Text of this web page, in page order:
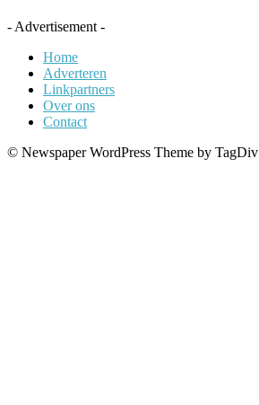
- Advertisement -
Home
Adverteren
Linkpartners
Over ons
Contact
© Newspaper WordPress Theme by TagDiv